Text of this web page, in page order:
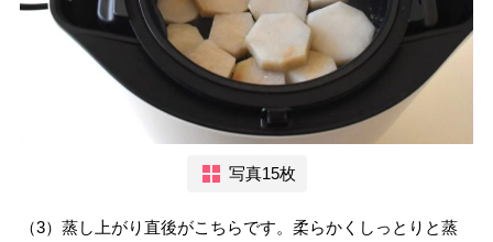
写真15枚
（3）蒸し上がり直後がこちらです。柔らかくしっとりと蒸